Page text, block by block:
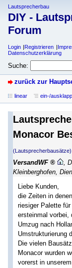
Lautsprecherbau
DIY -
Forum
Login Registrieren
Datenschutzerklärung
Suche:
zurück zur
linear ein-/
Monacor
(Lautsprecherbausätze)
VersandWF
Kleinberghofen
Liebe Kunden,
die Zeiten in
riesiger Palette
ersteinmal vorbei,
Umzug nach
Umstrukturierung
Die vielen
Monacor wurden
vorerst in